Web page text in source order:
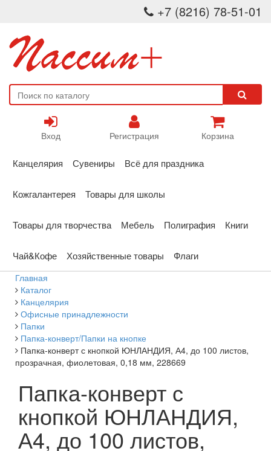
+7 (8216) 78-51-01
Вход Регистрация Корзина
Канцелярия Сувениры Всё для праздника
Кожгалантерея Товары для школы
Товары для творчества Мебель Полиграфия Книги
Чай&Кофе Хозяйственные товары Флаги
Главная
Каталог
Канцелярия
Офисные принадлежности
Папки
Папка-конверт/Папки на кнопке
Папка-конверт с кнопкой ЮНЛАНДИЯ, А4, до 100 листов,
прозрачная, фиолетовая, 0,18 мм, 228669
Папка-конверт с
кнопкой ЮНЛАНДИЯ,
А4, до 100 листов,